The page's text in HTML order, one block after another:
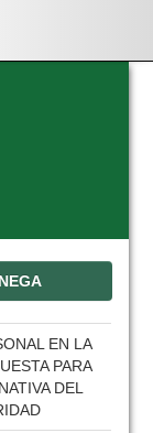
EN LA
PARA
DEL